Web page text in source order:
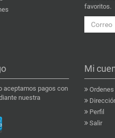
favoritos.
aceptamos pagos con
nuestra
Mi
Ordenes
Perfil
Salir